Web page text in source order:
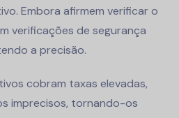
Embora afirmem verificar o
verificações de segurança
a precisão.
cobram taxas elevadas,
imprecisos, tornando-os